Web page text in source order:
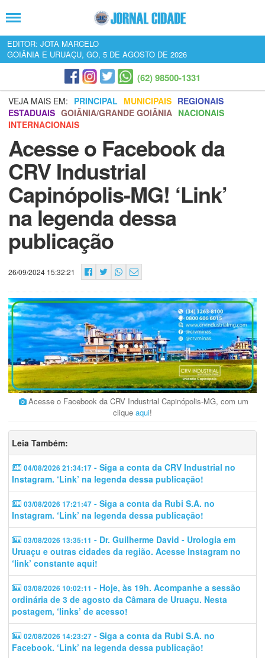
EDITOR: JOTA MARCELO
GOIÂNIA E URUAÇU, GO, 5 DE AGOSTO DE 2026
(62) 98500-1331
VEJA MAIS EM: PRINCIPAL MUNICIPAIS REGIONAIS
ESTADUAIS GOIÂNIA/GRANDE GOIÂNIA NACIONAIS
INTERNACIONAIS
Acesse o Facebook da
CRV Industrial
Capinópolis-MG! ‘Link’
na legenda dessa
publicação
26/09/2024 15:32:21
Acesse o Facebook da CRV Industrial Capinópolis-MG, com um
clique aqui!
Leia Também:
04/08/2026 21:34:17 - Siga a conta da CRV Industrial no
Instagram. ‘Link’ na legenda dessa publicação!
03/08/2026 17:21:47 - Siga a conta da Rubi S.A. no
Instagram. ‘Link’ na legenda dessa publicação!
03/08/2026 13:35:11 - Dr. Guilherme David - Urologia em
Uruaçu e outras cidades da região. Acesse Instagram no
‘link’ constante aqui!
03/08/2026 10:02:11 - Hoje, às 19h. Acompanhe a sessão
ordinária de 3 de agosto da Câmara de Uruaçu. Nesta
postagem, ‘links’ de acesso!
02/08/2026 14:23:27 - Siga a conta da Rubi S.A. no
Facebook. ‘Link’ na legenda dessa publicação!